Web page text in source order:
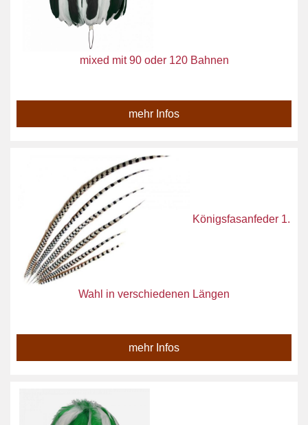
mixed mit 90 oder 120 Bahnen
mehr Infos
Königsfasanfeder 1.
Wahl in verschiedenen Längen
mehr Infos